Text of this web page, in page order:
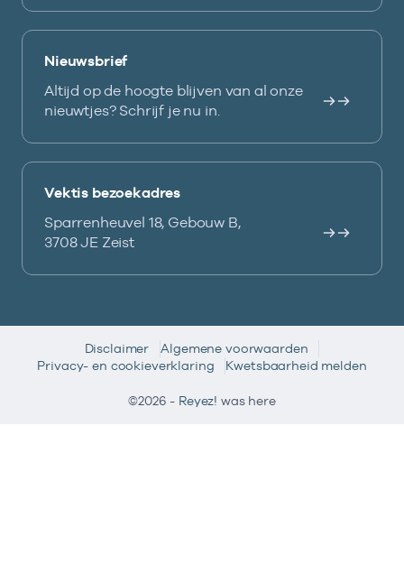
Nieuwsbrief
Altijd op de hoogte blijven van al onze
nieuwtjes? Schrijf je nu in.
Vektis bezoekadres
Sparrenheuvel 18, Gebouw B,
3708 JE Zeist
Disclaimer
Algemene voorwaarden
Privacy- en cookieverklaring
Kwetsbaarheid melden
©2026 - Reyez! was here